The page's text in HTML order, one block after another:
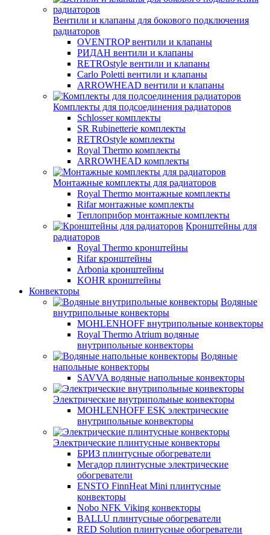
Вентили и клапаны для бокового подключения
радиаторов
OVENTROP вентили и клапаны
РИДАН вентили и клапаны
RETROstyle вентили и клапаны
Carlo Poletti вентили и клапаны
ARROWHEAD вентили и клапаны
Комплекты для подсоединения радиаторов
Schlosser комплекты
SR Rubinetterie комплекты
RETROstyle комплекты
Royal Thermo комплекты
ARROWHEAD комплекты
Монтажные комплекты для радиаторов
Royal Thermo монтажные комплекты
Rifar монтажные комплекты
Теплоприбор монтажные комплекты
Кронштейны для
радиаторов
Royal Thermo кронштейны
Rifar кронштейны
Arbonia кронштейны
KOHR кронштейны
Конвекторы
Водяные
внутрипольные конвекторы
MOHLENHOFF внутрипольные конвекторы
Royal Thermo Atrium водяные
внутрипольные конвекторы
Водяные
напольные конвекторы
SAVVA водяные напольные конвекторы
Электрические внутрипольные конвекторы
MOHLENHOFF ESK электрические
внутрипольные конвекторы
Электрические плинтусные конвекторы
БРИЗ плинтусные обогреватели
Мегадор плинтусные электрические
обогреватели
ENSTO FinnHeat Mini плинтусные
конвекторы
Nobo NFK Viking конвекторы
BALLU плинтусные обогреватели
RED Solution плинтусные обогреватели